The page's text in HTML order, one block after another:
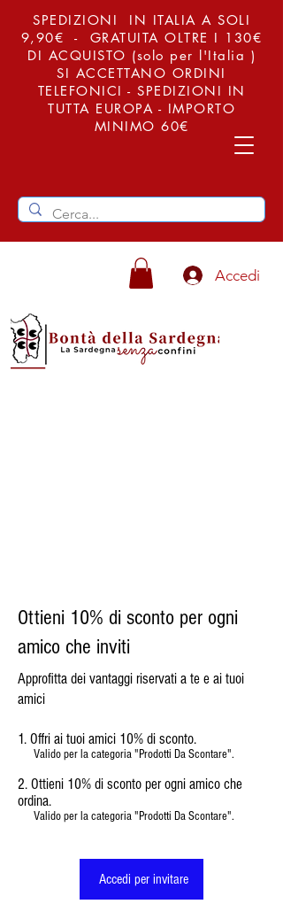
SPEDIZIONI IN ITALIA A SOLI
9,90€ - GRATUITA OLTRE I 130€
DI ACQUISTO (solo per l'Italia )
SI ACCETTANO ORDINI
TELEFONICI - SPEDIZIONI IN
TUTTA EUROPA - IMPORTO
MINIMO 60€
Accedi
Ottieni 10% di sconto per ogni
amico che inviti
Approfitta dei vantaggi riservati a te e ai tuoi
amici
Offri ai tuoi amici 10% di sconto.
Valido per la categoria "Prodotti Da Scontare".
Ottieni 10% di sconto per ogni amico che
ordina.
Valido per la categoria "Prodotti Da Scontare".
Accedi per invitare